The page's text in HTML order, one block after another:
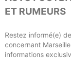
ET RUMEURS
Restez informé(e)
concernant
informations